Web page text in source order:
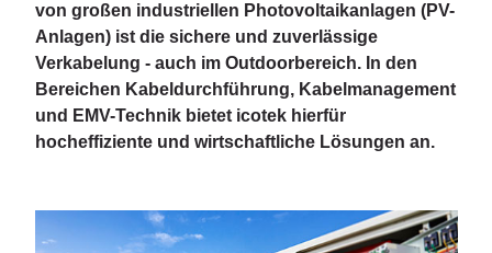
von großen industriellen Photovoltaikanlagen (PV-
Anlagen) ist die sichere und zuverlässige
Verkabelung - auch im Outdoorbereich. In den
Bereichen Kabeldurchführung, Kabelmanagement
und EMV-Technik bietet icotek hierfür
hocheffiziente und wirtschaftliche Lösungen an.